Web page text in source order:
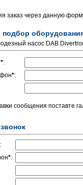
заказ через данную
подбор
насос DAB
*:
*:
сообщения поставте
:
*: